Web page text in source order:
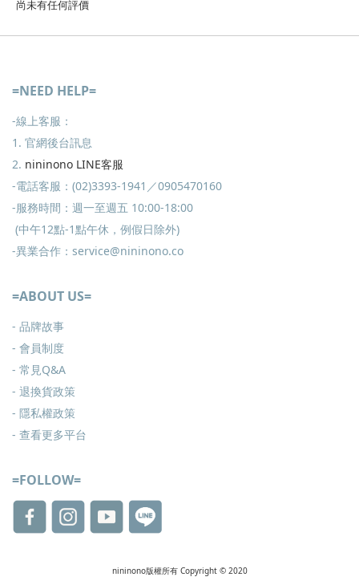
尚未有任何評價
=NEED HELP=
-線上客服：
1. 官網後台訊息
2. nininono LINE客服
-電話客服：(02)3393-1941／0905470160
-服務時間：週一至週五 10:00-18:00
(中午12點-1點午休，例假日除外)
-異業合作：service@nininono.co
=ABOUT US=
- 品牌故事
- 會員制度
- 常見Q&A
- 退換貨政策
- 隱私權政策
- 查看更多平台
=FOLLOW=
nininono版權所有 Copyright © 2020